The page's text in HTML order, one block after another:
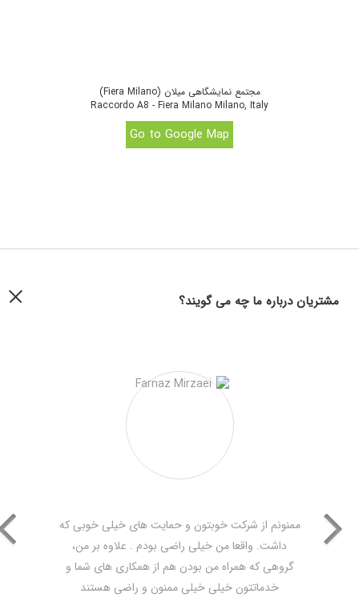
مجتمع نمایشگاهی میلان (Fiera Milano)
Raccordo A8 - Fiera Milano Milano, Italy
Go to Google Map
مشتریان درباره ما چه می گویند؟
ممنونم از شرکت خوبتون و حمایت های خیلی خوبی که
داشت. واقعا من خیلی راضی بودم . علاوه بر من،
گروهی که همراه من بودن هم از همکاری های شما و
خدماتتون خیلی خیلی ممنون و راضی هستند